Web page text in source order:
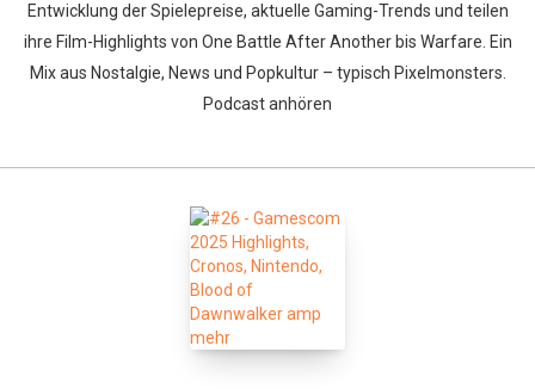
Entwicklung der Spielepreise, aktuelle Gaming-Trends und teilen
ihre Film-Highlights von One Battle After Another bis Warfare. Ein
Mix aus Nostalgie, News und Popkultur – typisch Pixelmonsters.
Podcast anhören